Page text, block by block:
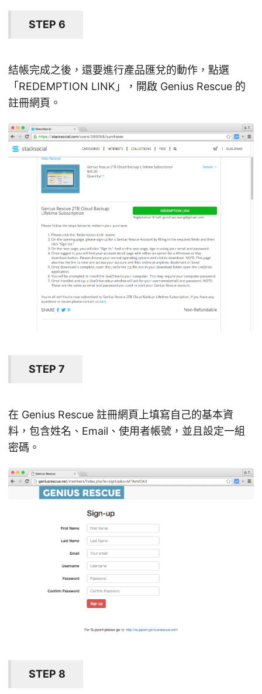
STEP 6
結帳完成之後，還要進行產品匯兌的動作，點選
「REDEMPTION LINK」，開啟 Genius Rescue 的
註冊網頁。
STEP 7
在 Genius Rescue 註冊網頁上填寫自己的基本資
料，包含姓名、Email、使用者帳號，並且設定一組
密碼。
STEP 8